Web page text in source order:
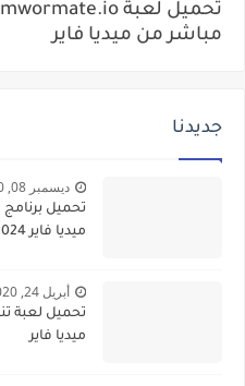
مباشر من ميديا فاير
جديدنا
ديسمبر 08, 2020
ميديا فاير 2024
أبريل 24, 2020
ميديا فاير